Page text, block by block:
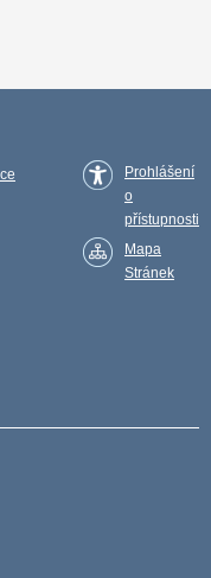
Prohlášení
o
přístupnosti
Mapa
Stránek